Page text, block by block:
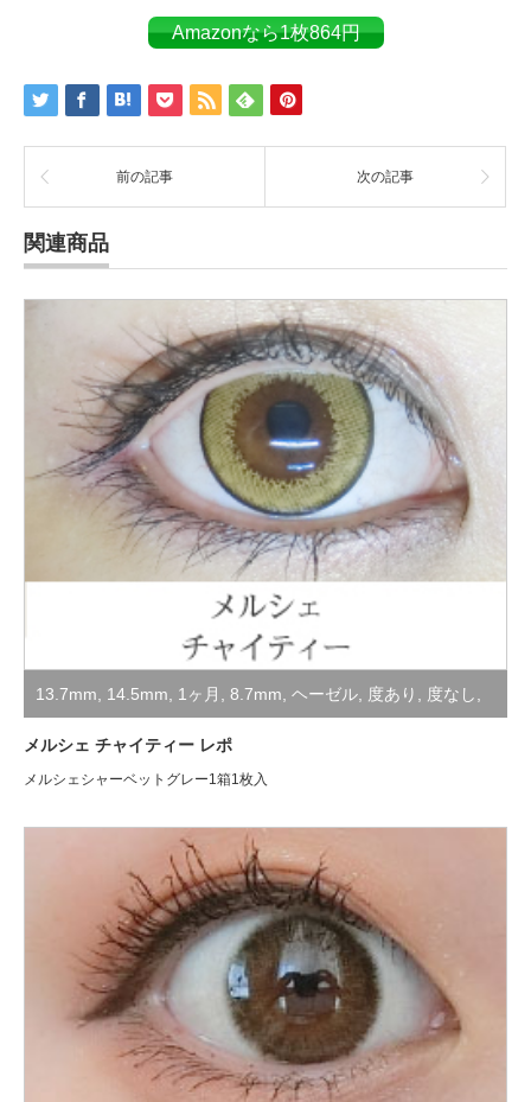
Amazonなら1枚864円
前の記事 次の記事
関連商品
13.7mm 14.5mm 1ヶ月 8.7mm ヘーゼル 度あり 度なし
装着レポ
メルシェ チャイティー レポ
メルシェシャーベットグレー1箱1枚入